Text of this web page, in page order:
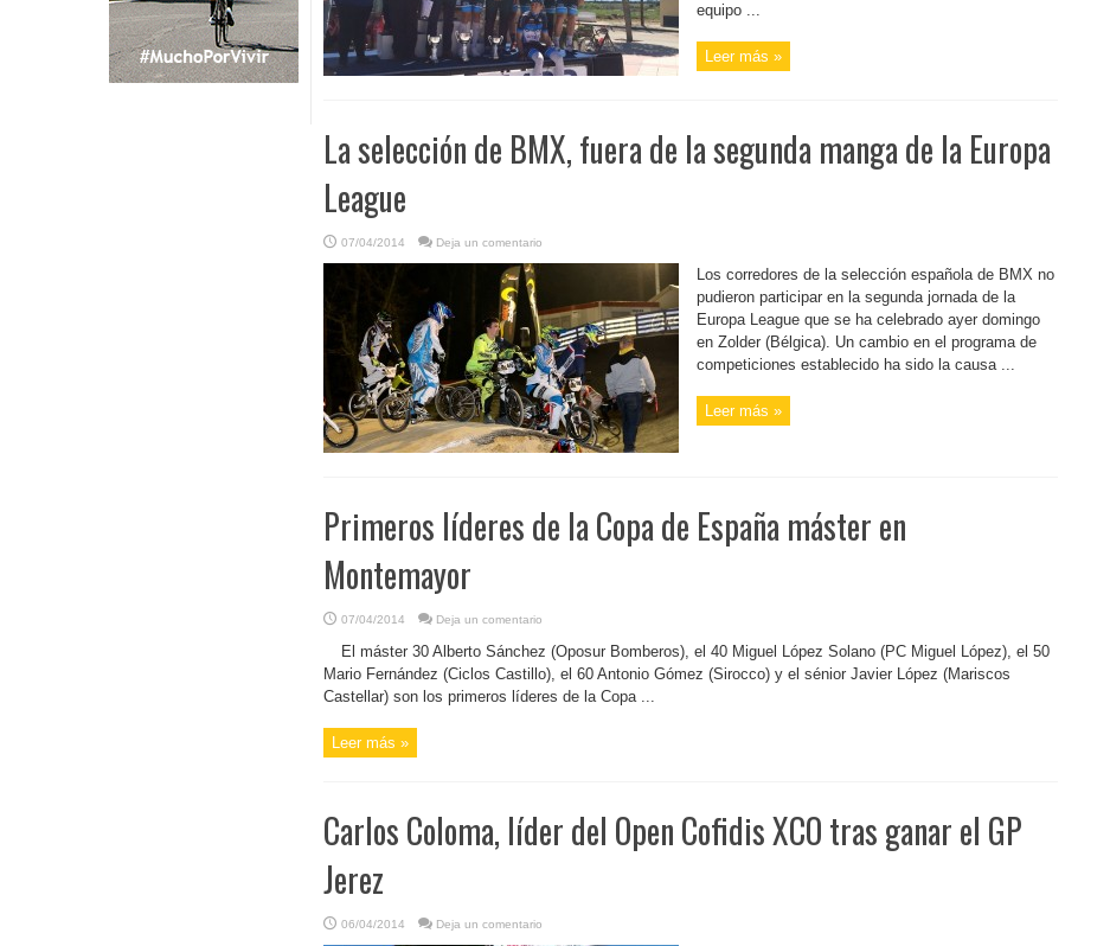
equipo ...
Leer más »
La selección de BMX, fuera de la segunda manga de la Europa
League
07/04/2014 Deja un comentario
Los corredores de la selección española de BMX no
pudieron participar en la segunda jornada de la
Europa League que se ha celebrado ayer domingo
en Zolder (Bélgica). Un cambio en el programa de
competiciones establecido ha sido la causa ...
Leer más »
Primeros líderes de la Copa de España máster en
Montemayor
07/04/2014 Deja un comentario
El máster 30 Alberto Sánchez (Oposur Bomberos), el 40 Miguel López Solano (PC Miguel López), el 50
Mario Fernández (Ciclos Castillo), el 60 Antonio Gómez (Sirocco) y el sénior Javier López (Mariscos
Castellar) son los primeros líderes de la Copa ...
Leer más »
Carlos Coloma, líder del Open Cofidis XCO tras ganar el GP
Jerez
06/04/2014 Deja un comentario